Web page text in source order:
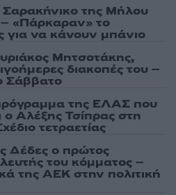
της Μήλου
– «Πάρκαραν» το
για να κάνουν μπάνιο
Μητσοτάκης,
διακοπές του –
Σάββατο
της ΕΛΑΣ που
ο Αλέξης Τσίπρας στη
τετραετίας
Δέδες ο πρώτος
του κόμματος –
της ΑΕΚ στην πολιτική